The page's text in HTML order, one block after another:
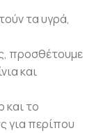
τα υγρά,
προσθέτουμε
και
και το
για περίπου